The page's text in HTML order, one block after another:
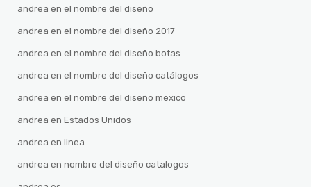
andrea en el nombre del diseño
andrea en el nombre del diseño 2017
andrea en el nombre del diseño botas
andrea en el nombre del diseño catálogos
andrea en el nombre del diseño mexico
andrea en Estados Unidos
andrea en linea
andrea en nombre del diseño catalogos